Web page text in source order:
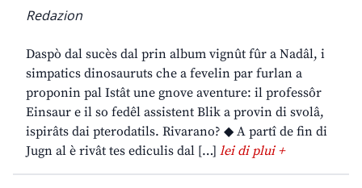
Redazion
Daspò dal sucès dal prin album vignût fûr a Nadâl, i
simpatics dinosauruts che a fevelin par furlan a
proponin pal Istât une gnove aventure: il professôr
Einsaur e il so fedêl assistent Blik a provin di svolâ,
ispirâts dai pterodatils. Rivarano? ◆ A partî de fin di
Jugn al è rivât tes ediculis dal […] lei di plui +